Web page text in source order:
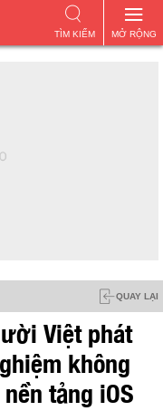
MỞ RỘNG
TÌM KIẾM
QUAY LẠI
Việt phát
không
tảng iOS